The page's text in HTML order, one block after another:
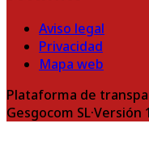
Aviso legal
Privacidad
Mapa web
Plataforma de
Gesgocom SL·Versión